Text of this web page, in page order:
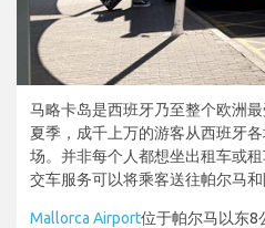
马略卡岛是西班牙乃至整个欧洲
夏季，成千上万的游客从西班牙
场。并非每个人都想坐出租车或
交车服务可以将乘客送往帕尔马和
Mallorca Airport位于帕尔马以东8